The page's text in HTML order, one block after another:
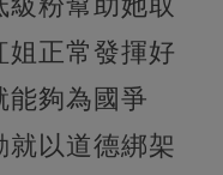
姐正常發揮好
能夠為國爭
就以道德綁架